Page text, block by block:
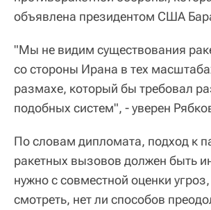
объявлена президентом США
"Мы не видим существования
со стороны Ирана в тех
размахе, который бы требовал
подобных систем", - уверен
По словам дипломата, подход к
ракетных вызовов должен быть
нужно с совместной оценки
смотреть, нет ли способов